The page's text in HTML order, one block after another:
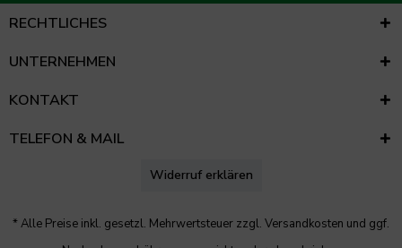
RECHTLICHES
UNTERNEHMEN
KONTAKT
TELEFON & MAIL
Widerruf erklären
* Alle Preise inkl. gesetzl. Mehrwertsteuer zzgl. Versandkosten und ggf.